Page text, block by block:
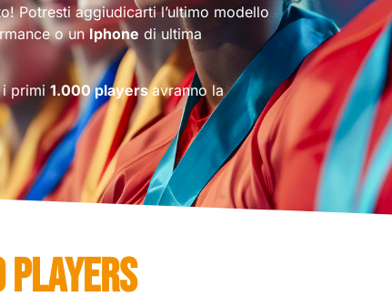
Potresti aggiudicarti l’ultimo modello
o unIphone di ultima
i primi1.000 playersavranno la